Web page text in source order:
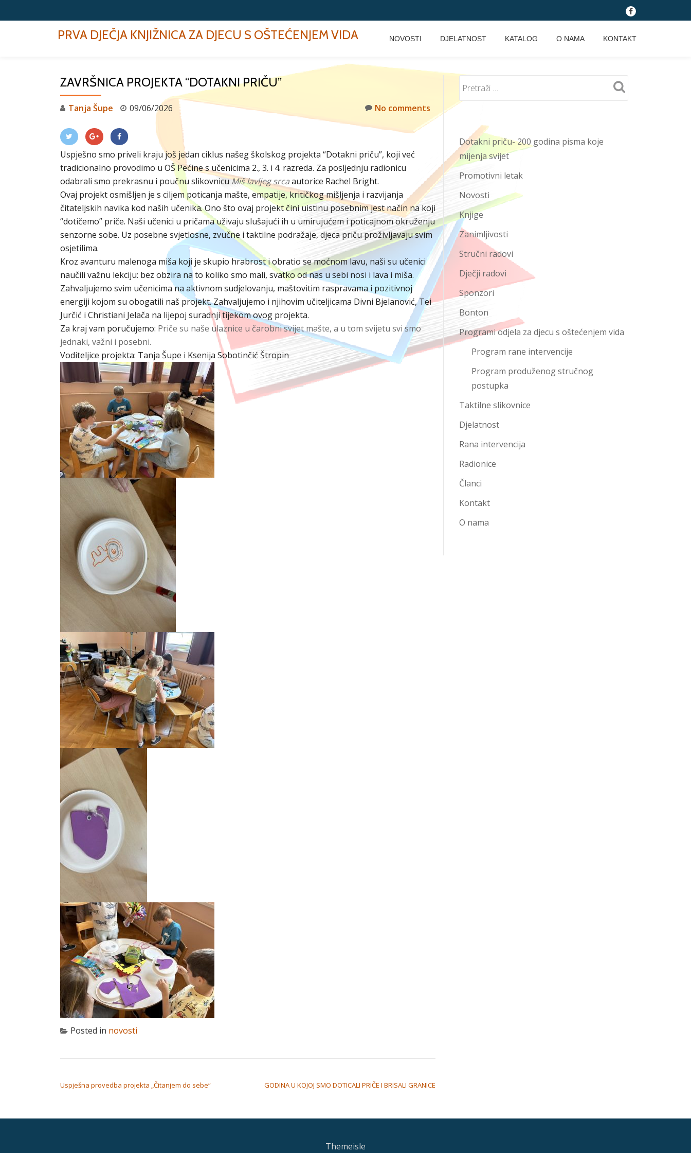
fa-
PRVA DJEČJA KNJIŽNICA ZA DJECU S OŠTEĆENJEM VIDA NOVOSTI DJELATNOST KATALOG O NAMA KONTAKT
ZAVRŠNICA PROJEKTA “DOTAKNI PRIČU”
Tanja Šupe 09/06/2026 No comments
Uspješno smo priveli kraju još jedan ciklus našeg školskog projekta “Dotakni priču”, koji već
tradicionalno provodimo u OŠ Pećine s učenicima 2., 3. i 4. razreda. Za posljednju radionicu
odabrali smo prekrasnu i poučnu slikovnicuMiš lavljeg srcaautorice Rachel Bright.
Ovaj projekt osmišljen je s ciljem poticanja mašte, empatije, kritičkog mišljenja i razvijanja
čitateljskih navika kod naših učenika. Ono što ovaj projekt čini uistinu posebnim jest način na koji
“dotičemo” priče. Naši učenici u pričama uživaju slušajući ih u umirujućem i poticajnom okruženju
senzorne sobe. Uz posebne svjetlosne, zvučne i taktilne podražaje, djeca priču proživljavaju svim
osjetilima.
Kroz avanturu malenoga miša koji je skupio hrabrost i obratio se moćnom lavu, naši su učenici
naučili važnu lekciju: bez obzira na to koliko smo mali, svatko od nas u sebi nosi i lava i miša.
Zahvaljujemo svim učenicima na aktivnom sudjelovanju, maštovitim raspravama i pozitivnoj
energiji kojom su obogatili naš projekt. Zahvaljujemo i njihovim učiteljicama Divni Bjelanović, Tei
Jurčić i Christiani Jelača na lijepoj suradnji tijekom ovog projekta.
Za kraj vam poručujemo: Priče su naše ulaznice u čarobni svijet mašte, a u tom svijetu svi smo
jednaki, važni i posebni.
Voditeljice projekta: Tanja Šupe i Ksenija Sobotinčić Štropin
Posted in novosti
Uspješna provedba projekta „Čitanjem do sebe“ GODINA U KOJOJ SMO DOTICALI PRIČE I BRISALI GRANICE
Dotakni priču- 200 godina pisma koje
mijenja svijet
Promotivni letak
Novosti
Knjige
Zanimljivosti
Stručni radovi
Dječji radovi
Sponzori
Bonton
Programi odjela za djecu s oštećenjem vida
Program rane intervencije
Program produženog stručnog
postupka
Taktilne slikovnice
Djelatnost
Rana intervencija
Radionice
Članci
Kontakt
O nama
Themeisle